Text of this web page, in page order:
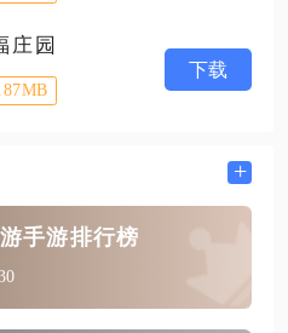
庄园
下载
+
手游排行榜